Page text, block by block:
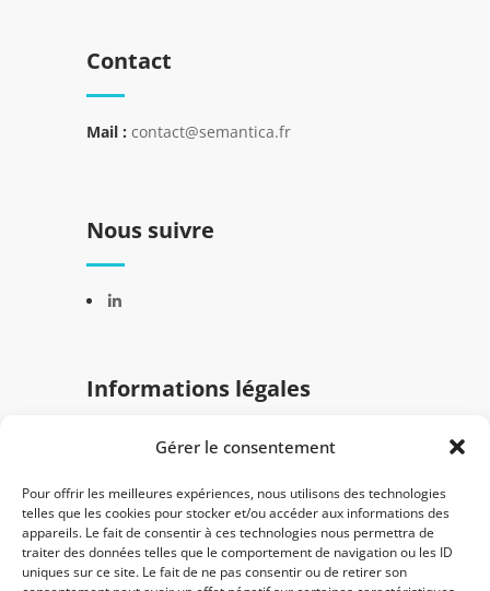
Gérer le consentement
Pour offrir les meilleures expériences, nous utilisons des technologies
telles que les cookies pour stocker et/ou accéder aux informations des
appareils. Le fait de consentir à ces technologies nous permettra de
traiter des données telles que le comportement de navigation ou les ID
uniques sur ce site. Le fait de ne pas consentir ou de retirer son
Contact
Mail : contact@semantica.fr
Nous suivre
Informations légales
Mentions légales
Politique de confidentialité